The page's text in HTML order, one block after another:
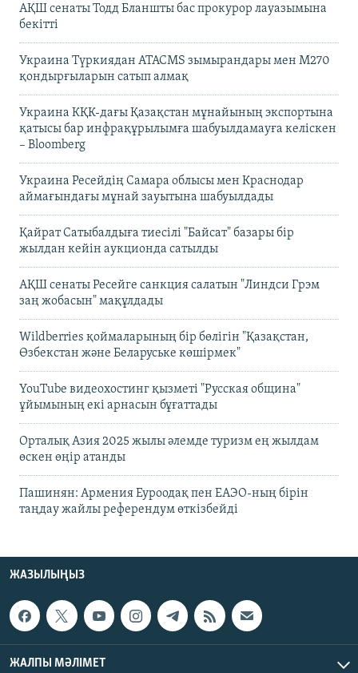
АҚШ сенаты Тодд Бланшты бас прокурор лауазымына
бекітті
Украина Түркиядан ATACMS зымырандары мен M270
қондырғыларын сатып алмақ
Украина КҚК-дағы Қазақстан мұнайының экспортына
қатысы бар инфрақұрылымға шабуылдамауға келіскен
– Bloomberg
Украина Ресейдің Самара облысы мен Краснодар
аймағындағы мұнай зауытына шабуылдады
Қайрат Сатыбалдыға тиесілі "Байсат" базары бір
жылдан кейін аукционда сатылды
АҚШ сенаты Ресейге санкция салатын "Линдси Грэм
заң жобасын" мақұлдады
Wildberries қоймаларының бір бөлігін "Қазақстан,
Өзбекстан және Беларуське көшірмек"
YouTube видеохостинг қызметі "Русская община"
ұйымының екі арнасын бұғаттады
Орталық Азия 2025 жылы әлемде туризм ең жылдам
өскен өңір атанды
Пашинян: Армения Еуроодақ пен ЕАЭО-ның бірін
таңдау жайлы референдум өткізбейді
ЖАЗЫЛЫҢЫЗ
ЖАЛПЫ МӘЛІМЕТ